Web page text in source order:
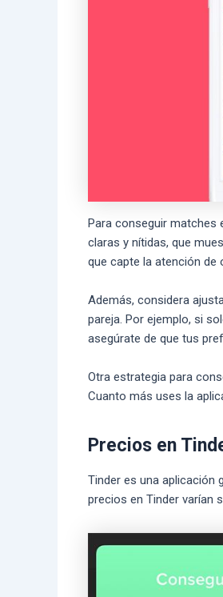
Para conseguir matches
claras y nítidas, que
que capte la atención de
Además, considera
pareja. Por ejemplo, si
asegúrate de que tus
Otra estrategia para
Cuanto más uses la
Precios en
Tinder es una aplicación
precios en Tinder varían